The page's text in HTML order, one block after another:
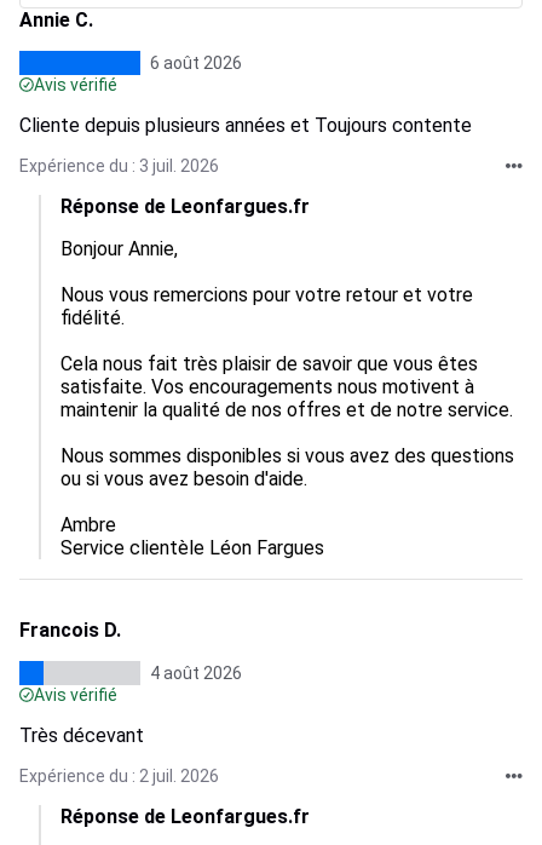
Annie C.
6 août 2026
Avis vérifié
Cliente depuis plusieurs années et Toujours contente
Expérience du : 3 juil. 2026
Réponse de Leonfargues.fr
Bonjour Annie,
Nous vous remercions pour votre retour et votre
fidélité.
Cela nous fait très plaisir de savoir que vous êtes
satisfaite. Vos encouragements nous motivent à
maintenir la qualité de nos offres et de notre service.
Nous sommes disponibles si vous avez des questions
ou si vous avez besoin d'aide.
Ambre
Service clientèle Léon Fargues
Francois D.
4 août 2026
Avis vérifié
Très décevant
Expérience du : 2 juil. 2026
Réponse de Leonfargues.fr